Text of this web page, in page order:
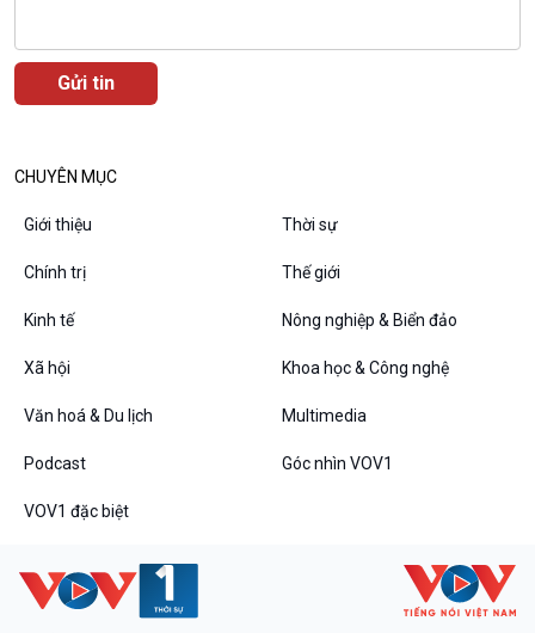
Thanh âm ký sự
Các chương trình đặc biệt
CHUYÊN MỤC
Giới thiệu Thời sự
Chính trị Thế giới
Kinh tế Nông nghiệp & Biển đảo
Xã hội Khoa học & Công nghệ
Văn hoá & Du lịch Multimedia
Podcast Góc nhìn VOV1
VOV1 đặc biệt